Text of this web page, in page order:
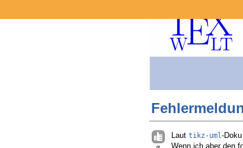
Laut tikz-uml-
Wenn ich aber den